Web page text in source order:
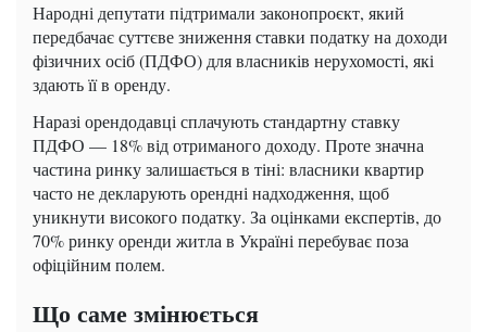
Народні депутати підтримали законопроєкт, який
передбачає суттєве зниження ставки податку на доходи
фізичних осіб (ПДФО) для власників нерухомості, які
здають її в оренду.
Наразі орендодавці сплачують стандартну ставку
ПДФО — 18% від отриманого доходу. Проте значна
частина ринку залишається в тіні: власники квартир
часто не декларують орендні надходження, щоб
уникнути високого податку. За оцінками експертів, до
70% ринку оренди житла в Україні перебуває поза
офіційним полем.
Що саме змінюється